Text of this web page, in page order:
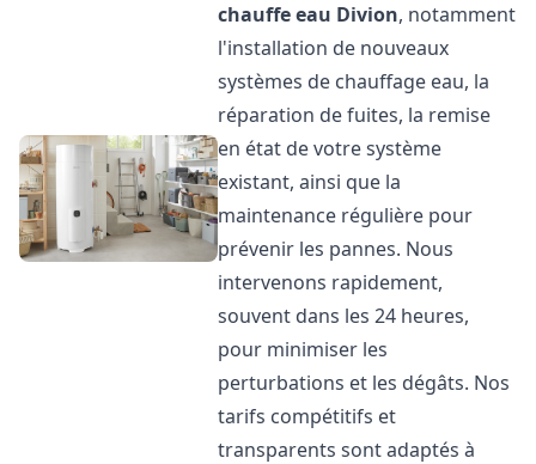
chauffe eau Divion, notamment
l'installation de nouveaux
systèmes de chauffage eau, la
réparation de fuites, la remise
en état de votre système
existant, ainsi que la
maintenance régulière pour
prévenir les pannes. Nous
intervenons rapidement,
souvent dans les 24 heures,
pour minimiser les
perturbations et les dégâts. Nos
tarifs compétitifs et
transparents sont adaptés à